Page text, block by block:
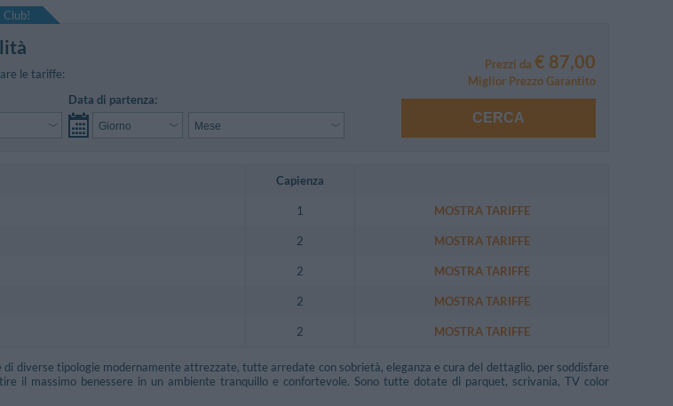
Club!
le tariffe:
Data di partenza:
Prezzi da € 87,00
Miglior Prezzo Garantito
CERCA
Capienza
1 MOSTRA TARIFFE
2 MOSTRA TARIFFE
2 MOSTRA TARIFFE
2 MOSTRA TARIFFE
2 MOSTRA TARIFFE
diverse tipologie modernamente attrezzate, tutte arredate con sobrietà, eleganza e cura del dettaglio, per soddisfare
il massimo benessere in un ambiente tranquillo e confortevole. Sono tutte dotate di parquet, scrivania, TV color